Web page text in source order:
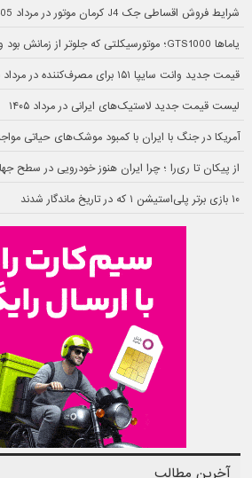
شرایط فروش اقساطی جک J4 کرمان موتور در مرداد 1405
یاماها GTS1000؛ موتورسیکلتی که جلوتر از زمانش بود و مسیر آینده را هموار کرد
قیمت جدید وانت سایپا ۱۵۱ برای مصرف‌کننده در مرداد ۱۴۰۵ اعلام شد
لیست قیمت جدید لاستیک‌های ایرانی در مرداد ۱۴۰۵
آمریکا در جنگ با ایران با کمبود موشک‌های حیاتی
از پیکان تا ری‌را ؛ چرا ایران هنوز خودرویی در سطح
۱۰ بازی برتر پلی‌استیشن ۱ که در تاریخ ماندگار شدند
آخرین مطالب